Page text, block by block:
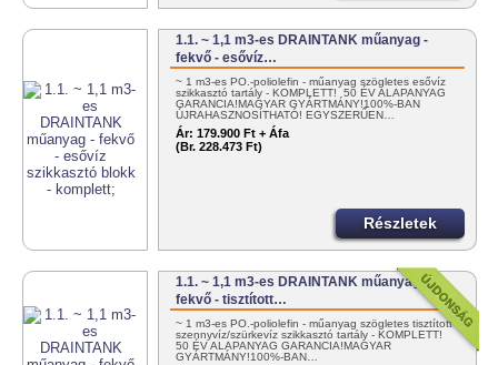
1.1. ~ 1,1 m3-es DRAINTANK műanyag -
fekvő - esővíz…
~ 1 m3-es PO.-poliolefin - műanyag szögletes esővíz
szikkasztó tartály - KOMPLETT! 50 ÉV ALAPANYAG
GARANCIA!MAGYAR GYÁRTMÁNY!100%-BAN
ÚJRAHASZNOSÍTHATÓ! EGYSZERŰEN…
Ár: 179.900 Ft + Áfa
(Br. 228.473 Ft)
Részletek
1.1. ~ 1,1 m3-es DRAINTANK műanyag -
fekvő - tisztított…
~ 1 m3-es PO.-poliolefin - műanyag szögletes tisztított
szennyvíz/szürkevíz szikkasztó tartály - KOMPLETT!
50 ÉV ALAPANYAG GARANCIA!MAGYAR
GYÁRTMÁNY!100%-BAN…